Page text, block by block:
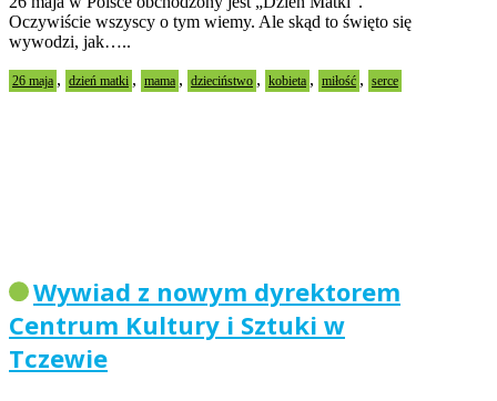
Oczywiście wszyscy o tym wiemy. Ale skąd to święto się
wywodzi, jak…..
26 maja , dzień matki , mama , dzieciństwo , kobieta , miłość , serce
Wywiad z nowym dyrektorem
Centrum Kultury i Sztuki w
Tczewie